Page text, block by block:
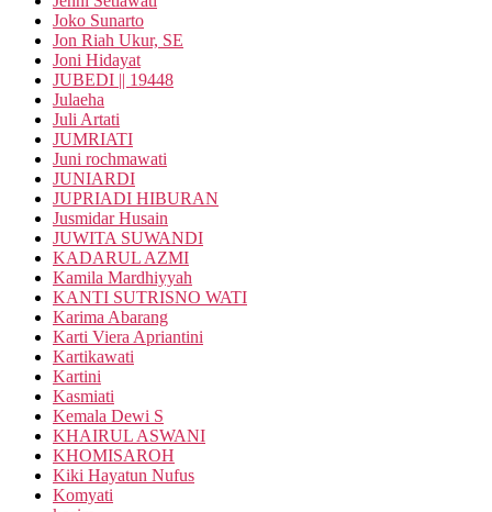
Joko Sunarto
Jon Riah Ukur, SE
Joni Hidayat
JUBEDI || 19448
Julaeha
Juli Artati
JUMRIATI
Juni rochmawati
JUNIARDI
JUPRIADI HIBURAN
Jusmidar Husain
JUWITA SUWANDI
KADARUL AZMI
Kamila Mardhiyyah
KANTI SUTRISNO WATI
Karima Abarang
Karti Viera Apriantini
Kartikawati
Kartini
Kasmiati
Kemala Dewi S
KHAIRUL ASWANI
KHOMISAROH
Kiki Hayatun Nufus
Komyati